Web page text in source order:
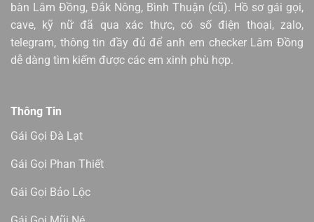
bàn Lâm Đồng, Đắk Nông, Bình Thuận (cũ). Hồ sơ gái gọi,
cave, kỹ nữ đã qua xác thực, có số điện thoại, zalo,
telegram, thông tin đầy đủ để anh em checker Lâm Đồng
dễ dàng tìm kiếm được các em xinh phù hợp.
Thông Tin
Gái Gọi Đà Lạt
Gái Gọi Phan Thiết
Gái Gọi Bảo Lộc